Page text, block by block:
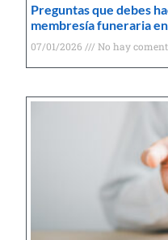
Preguntas que debes
membresía funeraria en
07/01/2026 No hay